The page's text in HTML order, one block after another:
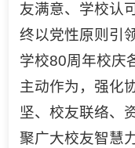
友满意、学校认
终以党性原则引
学校80周年校庆
主动作为，强化
坚、校友联络、
聚广大校友智慧